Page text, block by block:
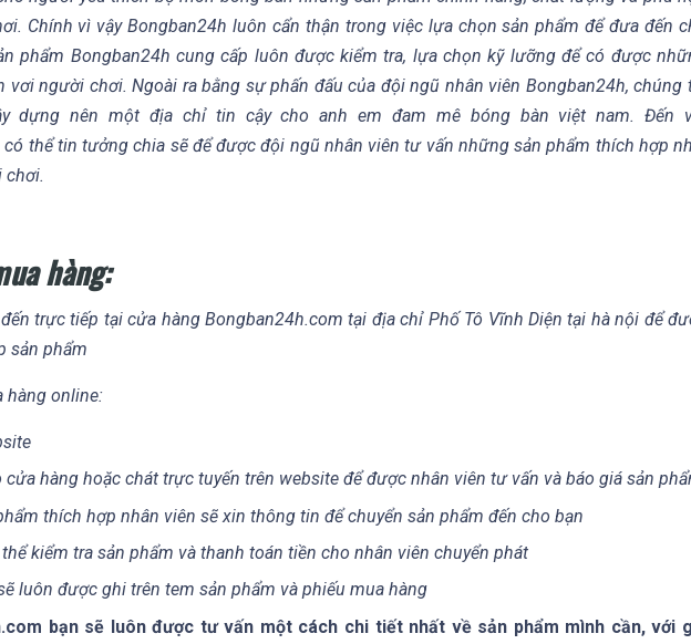
Chính vì vậy Bongban24h luôn cẩn thận trong việc lựa chọn sản phẩm để đưa đến
phẩm Bongban24h cung cấp luôn được kiểm tra, lựa chọn kỹ lưỡng để có được
vơi người chơi. Ngoài ra bằng sự phấn đấu của đội ngũ nhân viên Bongban24h, chúng
dựng nên một địa chỉ tin cậy cho anh em đam mê bóng bàn việt nam. Đến
thể tin tưởng chia sẽ để được đội ngũ nhân viên tư vấn những sản phẩm thích hợp
chơi.
hàng:
trực tiếp tại cửa hàng Bongban24h.com tại địa chỉ Phố Tô Vĩnh Diện tại hà nội để
sản phẩm
hàng online:
hàng hoặc chát trực tuyến trên website để được nhân viên tư vấn và báo giá sản
thích hợp nhân viên sẽ xin thông tin để chuyển sản phẩm đến cho bạn
kiểm tra sản phẩm và thanh toán tiền cho nhân viên chuyển phát
luôn được ghi trên tem sản phẩm và phiếu mua hàng
bạn sẽ luôn được tư vấn một cách chi tiết nhất về sản phẩm mình cần, với